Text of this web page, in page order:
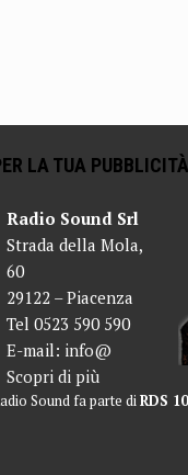
LA TUA PUBBLICITÀ
Radio Sound Srl
Strada della Mola,
60
29122 – Piacenza
Tel 0523 590 590
E-mail: info@
Scopri di più
Sound fa parte diRDS